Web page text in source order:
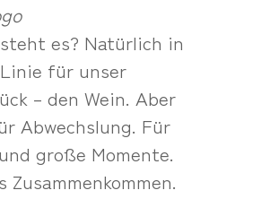
es? Natürlich in
für unser
– den Wein. Aber
Abwechslung. Für
große Momente.
Zusammenkommen.